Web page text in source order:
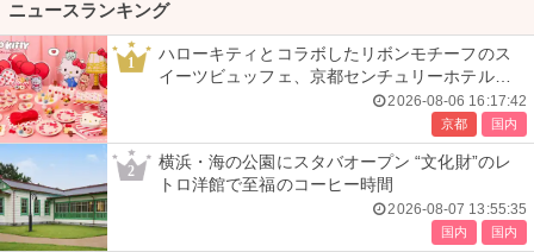
ニュースランキング
1
ハローキティとコラボしたリボンモチーフのス
イーツビュッフェ、京都センチュリーホテルで
2026-08-06 16:17:42
京都 国内
2
横浜・海の公園にスタバオープン “文化財”のレ
トロ洋館で至福のコーヒー時間
2026-08-07 13:55:35
国内 国内